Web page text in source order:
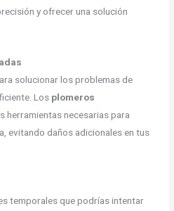
y ofrecer una solución
solucionar los problemas de
Los plomeros
herramientas necesarias para
evitando daños adicionales en tus
temporales que podrías intentar